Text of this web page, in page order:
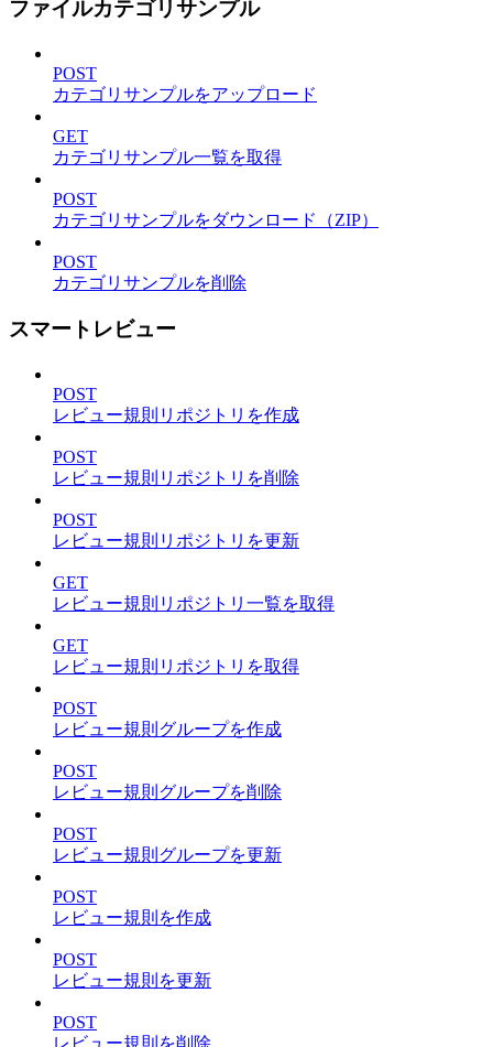
ファイルカテゴリサンプル
POST
カテゴリサンプルをアップロード
GET
カテゴリサンプル一覧を取得
POST
カテゴリサンプルをダウンロード（ZIP）
POST
カテゴリサンプルを削除
スマートレビュー
POST
レビュー規則リポジトリを作成
POST
レビュー規則リポジトリを削除
POST
レビュー規則リポジトリを更新
GET
レビュー規則リポジトリ一覧を取得
GET
レビュー規則リポジトリを取得
POST
レビュー規則グループを作成
POST
レビュー規則グループを削除
POST
レビュー規則グループを更新
POST
レビュー規則を作成
POST
レビュー規則を更新
POST
レビュー規則を削除